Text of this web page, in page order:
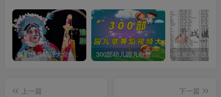
豫剧经典唱段大全850首mp3打包戏曲下载 300部幼儿园儿歌舞蹈视频大合集
上一篇
下一篇